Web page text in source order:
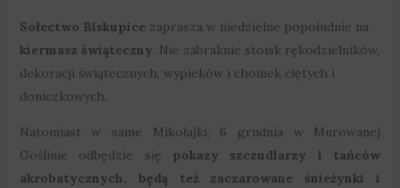
Sołectwo Biskupice zaprasza w niedzielne popołudnie na
kiermasz świąteczny. Nie zabraknie stoisk rękodzielników,
dekoracji świątecznych, wypieków i choinek ciętych i
doniczkowych.
Natomiast w same Mikołajki, 6 grudnia w Murowanej
Goślinie odbędzie się pokazy szczudlarzy i tańców
akrobatycznych, będą też zaczarowane śnieżynki i